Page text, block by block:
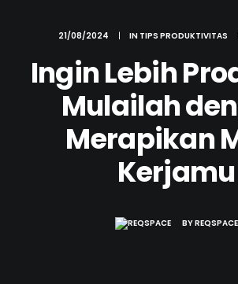
21/08/2024 | IN TIPS PRODUKTIVITAS
Ingin Lebih
Mulailah
Merapikan
Kerjamu
BYREQSPACE